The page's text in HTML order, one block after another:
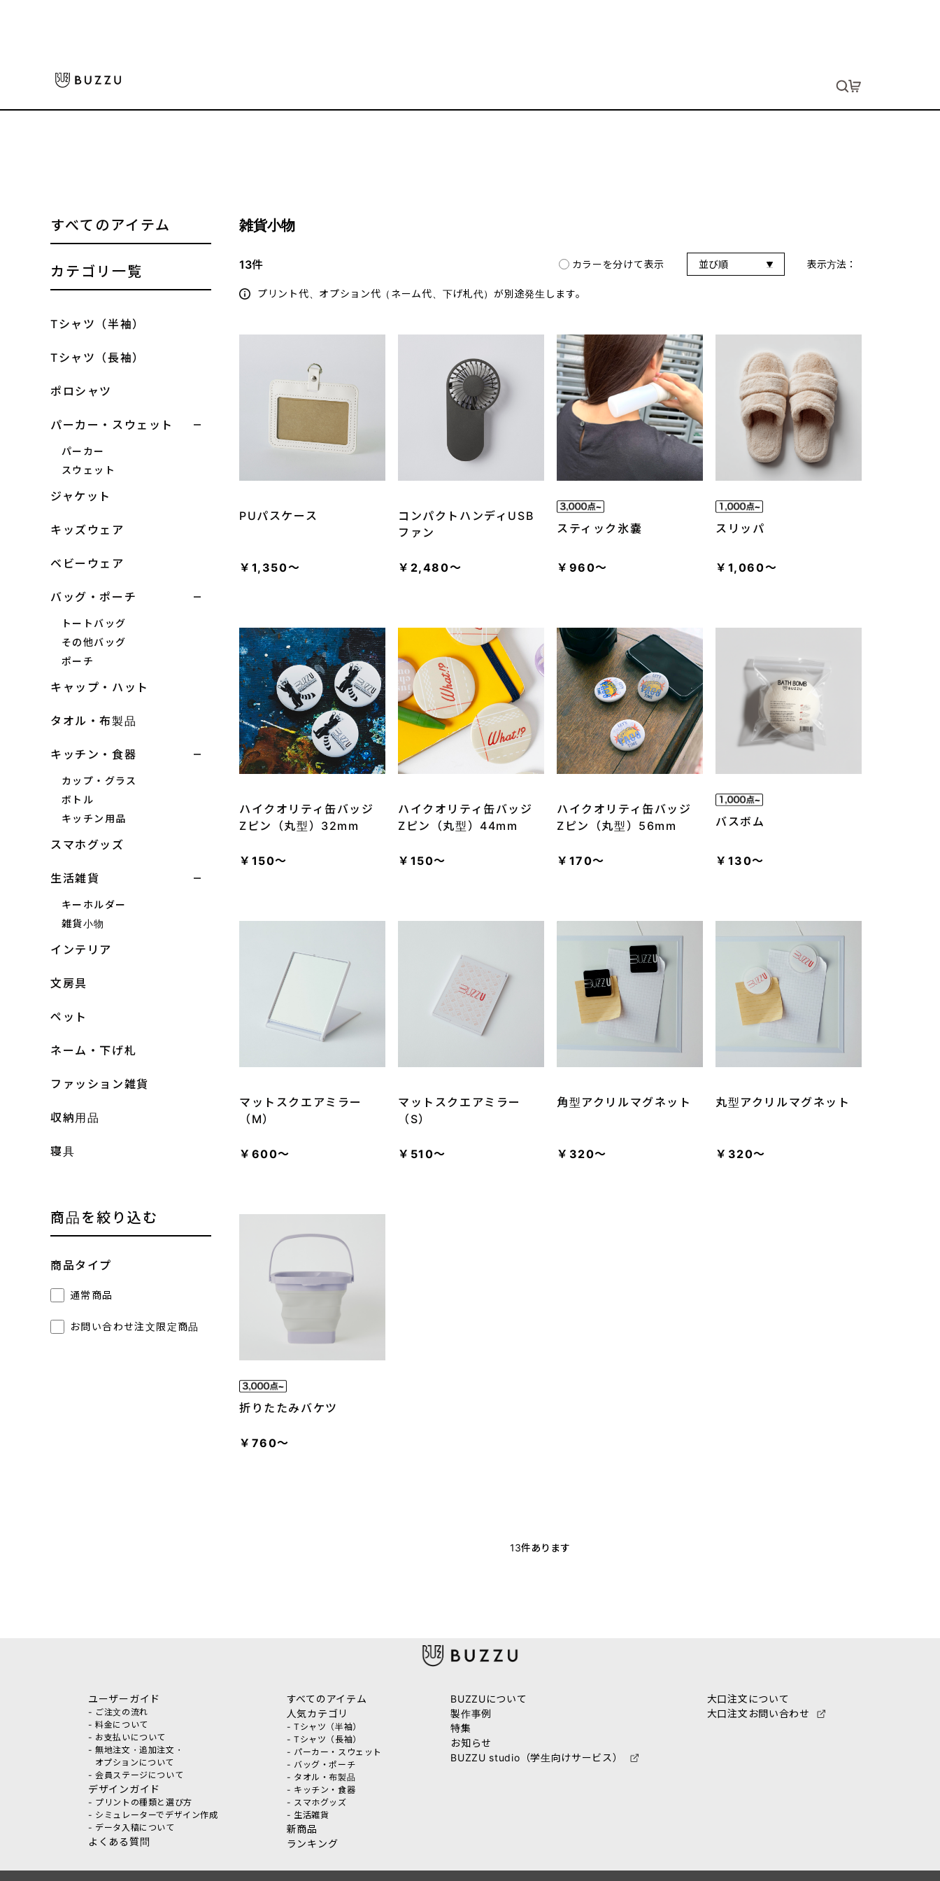
生活雑貨 >雑貨小物
すべてのアイテム
カテゴリ一覧
Tシャツ（半袖）
Tシャツ（長袖）
ポロシャツ
パーカー・スウェット
パーカー
スウェット
ジャケット
キッズウェア
ベビーウェア
バッグ・ポーチ
トートバッグ
その他バッグ
ポーチ
キャップ・ハット
タオル・布製品
キッチン・食器
カップ・グラス
ボトル
キッチン用品
スマホグッズ
生活雑貨
キーホルダー
雑貨小物
インテリア
文房具
ペット
ネーム・下げ札
ファッション雑貨
収納用品
寝具
商品を絞り込む
商品タイプ
通常商品
お問い合わせ注文限定商品
雑貨小物
13件 カラーを分けて表示 並び順 表示方法：
プリント代、オプション代（ネーム代、下げ札代）が別途発生します。
PUパスケース
￥1,350～
コンパクトハンディUSB
ファン
￥2,480～
スティック氷嚢
￥960～
スリッパ
￥1,060～
ハイクオリティ缶バッジ
Zピン（丸型）32mm
￥150～
ハイクオリティ缶バッジ
Zピン（丸型）44mm
￥150～
ハイクオリティ缶バッジ
Zピン（丸型）56mm
￥170～
バスボム
￥130～
マットスクエアミラー
（M）
￥600～
マットスクエアミラー
（S）
￥510～
角型アクリルマグネット
￥320～
丸型アクリルマグネット
￥320～
折りたたみバケツ
￥760～
13件あります
ユーザーガイド
- ご注文の流れ
- 料金について
- お支払いについて
- 無地注文・追加注文・
オプションについて
- 会員ステージについて
デザインガイド
- プリントの種類と選び方
- シミュレーターでデザイン作成
- データ入稿について
よくある質問
すべてのアイテム
人気カテゴリ
- Tシャツ（半袖）
- Tシャツ（長袖）
- パーカー・スウェット
- バッグ・ポーチ
- タオル・布製品
- キッチン・食器
- スマホグッズ
- 生活雑貨
新商品
ランキング
BUZZUについて
製作事例
特集
お知らせ
BUZZU studio（学生向けサービス）
大口注文について
大口注文お問い合わせ